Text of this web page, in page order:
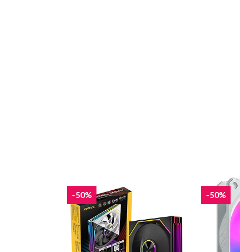
-50% -50%